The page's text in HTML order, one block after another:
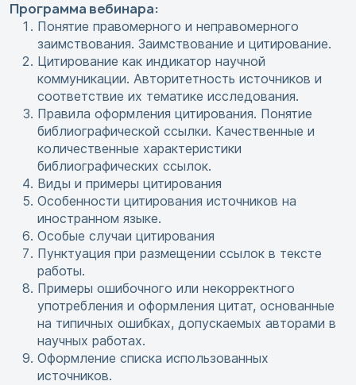
Программа вебинара:
Понятие правомерного и неправомерного
заимствования. Заимствование и цитирование.
Цитирование как индикатор научной
коммуникации. Авторитетность источников и
соответствие их тематике исследования.
Правила оформления цитирования. Понятие
библиографической ссылки. Качественные и
количественные характеристики
библиографических ссылок.
Виды и примеры цитирования
Особенности цитирования источников на
иностранном языке.
Особые случаи цитирования
Пунктуация при размещении ссылок в тексте
работы.
Примеры ошибочного или некорректного
употребления и оформления цитат, основанные
на типичных ошибках, допускаемых авторами в
научных работах.
Оформление списка использованных
источников.